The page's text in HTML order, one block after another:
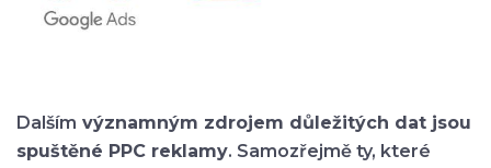
Dalším významným zdrojem důležitých dat jsou
spuštěné PPC reklamy. Samozřejmě ty, které